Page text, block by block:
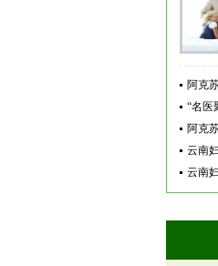
阿克
“名医
联合
阿克
云南
云南